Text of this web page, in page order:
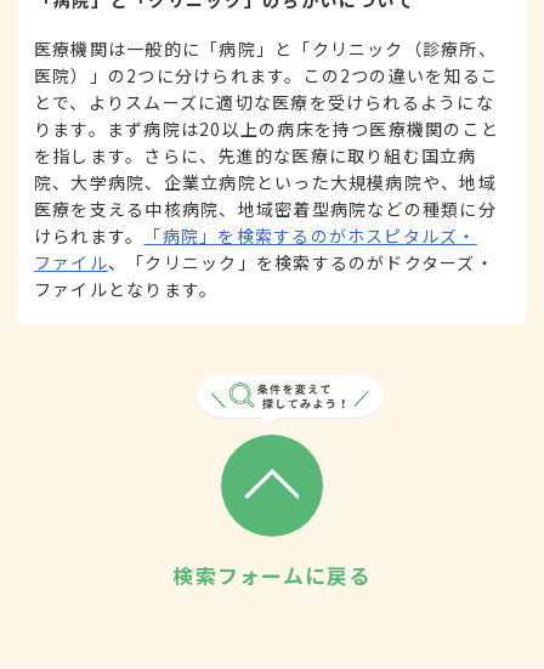
医療機関は一般的に「病院」と「クリニック（診療所、
医院）」の2つに分けられます。この2つの違いを知るこ
とで、よりスムーズに適切な医療を受けられるようにな
ります。まず病院は20以上の病床を持つ医療機関のこと
を指します。さらに、先進的な医療に取り組む国立病
院、大学病院、企業立病院といった大規模病院や、地域
医療を支える中核病院、地域密着型病院などの種類に分
けられます。
「病院」を検索するのがホスピタルズ・
ファイル、「クリニック」を検索するのがドクターズ・
ファイルとなります。
検索フォームに戻る